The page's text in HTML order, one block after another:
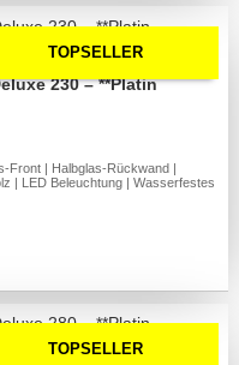
TOPSELLER
230 – **Platin
Front | Halbglas-Rückwand |
| LED Beleuchtung | Wasserfestes
TOPSELLER